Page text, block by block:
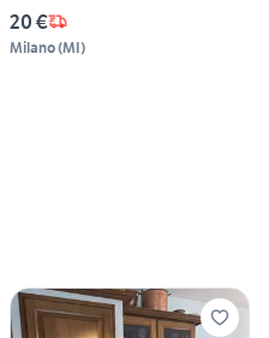
20 €
Milano(MI)